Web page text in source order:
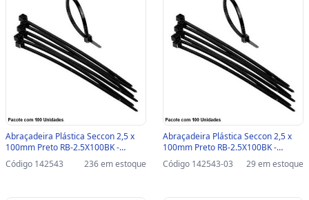
Abraçadeira Plástica Seccon 2,5 x
100mm Preto RB-2.5X100BK -
Pacote com 100 Unidades - RB-
2.5X100BK
Código 142543 236 em estoque
Abraçadeira Plástica Seccon 2,5 x
100mm Preto RB-2.5X100BK -
Pacote com 100 Unidades-SINOP-03
- RB-2.5X100BK
Código 142543-03 29 em estoque